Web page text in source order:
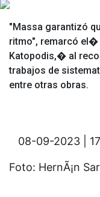
"Massa garantizó
ritmo", remarcó el�
Katopodis,� al
trabajos de
entre otras obras.
08-09-2023 |
Foto: HernÃ¡n